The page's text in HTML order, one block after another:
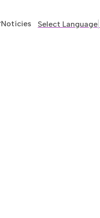
Notícies Select Language